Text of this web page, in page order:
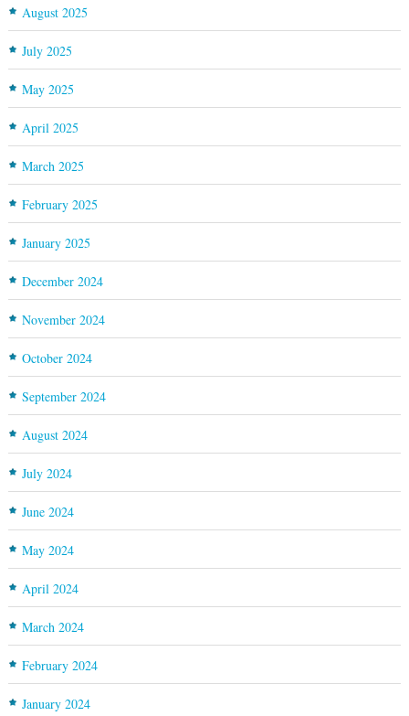
August 2025
July 2025
May 2025
April 2025
March 2025
February 2025
January 2025
December 2024
November 2024
October 2024
September 2024
August 2024
July 2024
June 2024
May 2024
April 2024
March 2024
February 2024
January 2024